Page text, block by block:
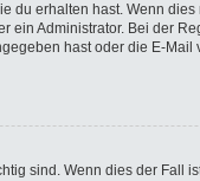
erhalten hast. Wenn
Administrator. Bei der
hast oder die E-
sind. Wenn dies der